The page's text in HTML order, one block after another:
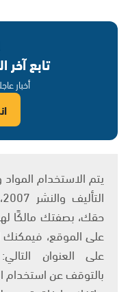
تابع آخر
أخبار
حقك، بصفتك مالكًا
على الموقع، فيمكنك
بالتوقف عن استخدام